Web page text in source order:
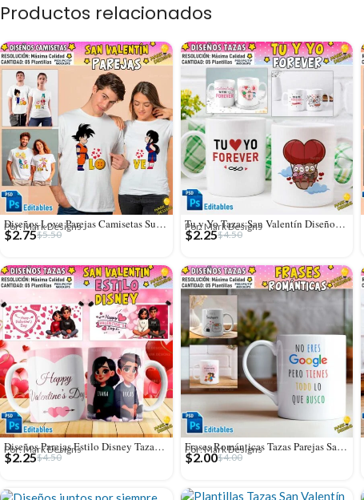
Productos relacionados
Diseños Love Parejas Camisetas Sublimación
Por: Mark Designs
$5.50
$2.75
Tu y Yo Tazas San Valentín Diseños Editables
Por: Mark Designs
$4.50
$2.25
Diseños Parejas Estilo Disney Tazas Editables
Por: Mark Designs
$4.50
$2.25
Frases Románticas Tazas Parejas San Valentín
Por: Mark Designs
$4.00
$2.00